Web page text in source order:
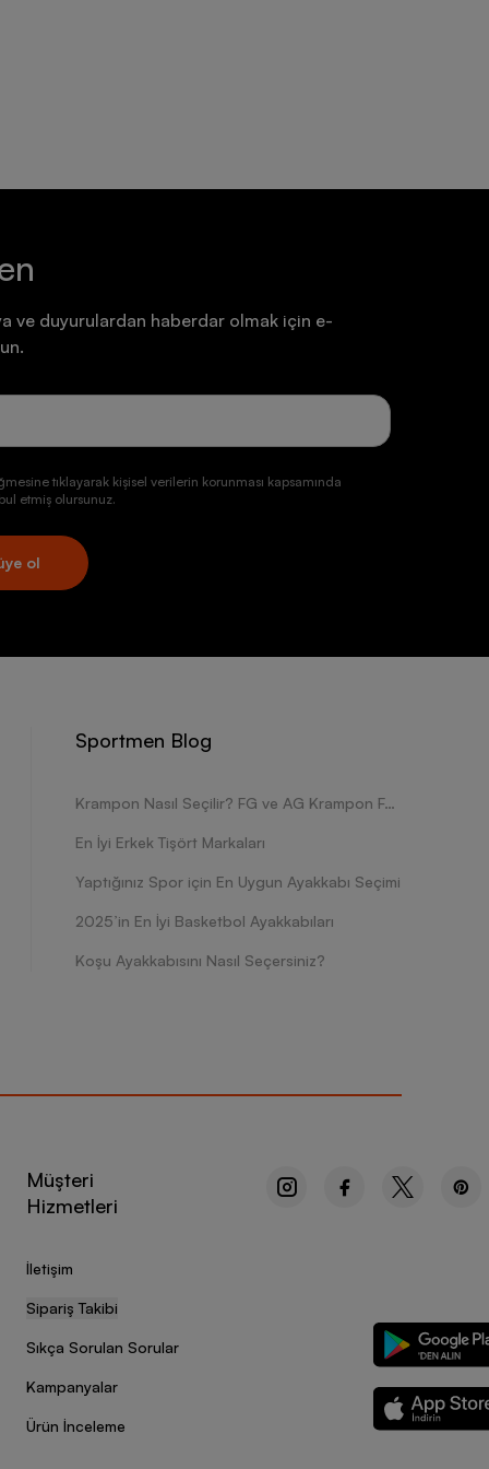
ve duyurulardan haberdar olmak için e-
tıklayarak kişisel verilerin korunması kapsamında
etmiş olursunuz.
ol
Sportmen Blog
Krampon Nasıl Seçilir? FG ve AG Krampon Farkları Nelerdir?
En İyi Erkek Tişört Markaları
Yaptığınız Spor için En Uygun Ayakkabı Seçimi
2025’in En İyi Basketbol Ayakkabıları
Koşu Ayakkabısını Nasıl Seçersiniz?
Müşteri
Hizmetleri
İletişim
Sipariş Takibi
Sıkça Sorulan Sorular
Kampanyalar
Ürün İnceleme